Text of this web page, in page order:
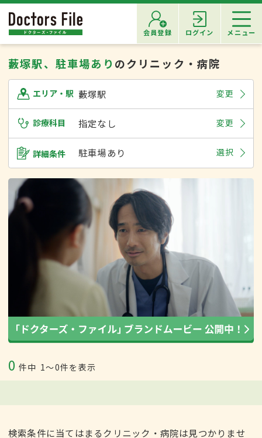
会員登録 ログイン メニュー
藪塚駅、駐車場あり のクリニック・病院
エリア・駅 藪塚駅 変更
診療科目 指定なし 変更
詳細条件 駐車場あり 選択
0 件中 1〜0件を表示
検索条件に当てはまるクリニック・病院は見つかりませ